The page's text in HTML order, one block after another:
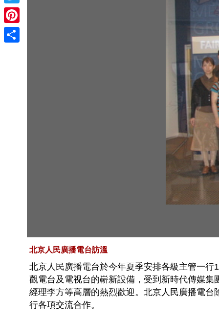
Twitter
Pinterest
北京人民廣播電台訪溫
北京人民廣播電台於今年夏季安排各級主管一
觀電台及電视台的嶄新設備，受到新時代傳媒
經理李方等高層的熱烈歡迎。北京人民廣播電
行各項交流合作。